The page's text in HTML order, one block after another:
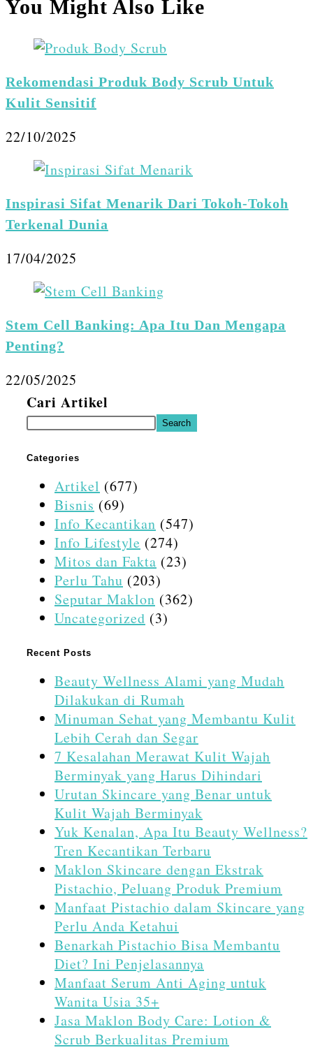
You Might Also Like
Rekomendasi Produk Body Scrub Untuk
Kulit Sensitif
22/10/2025
Inspirasi Sifat Menarik Dari Tokoh-Tokoh
Terkenal Dunia
17/04/2025
Stem Cell Banking: Apa Itu Dan Mengapa
Penting?
22/05/2025
Cari Artikel
Search
Categories
Artikel (677)
Bisnis (69)
Info Kecantikan (547)
Info Lifestyle (274)
Mitos dan Fakta (23)
Perlu Tahu (203)
Seputar Maklon (362)
Uncategorized (3)
Recent Posts
Beauty Wellness Alami yang Mudah
Dilakukan di Rumah
Minuman Sehat yang Membantu Kulit
Lebih Cerah dan Segar
7 Kesalahan Merawat Kulit Wajah
Berminyak yang Harus Dihindari
Urutan Skincare yang Benar untuk
Kulit Wajah Berminyak
Yuk Kenalan, Apa Itu Beauty Wellness?
Tren Kecantikan Terbaru
Maklon Skincare dengan Ekstrak
Pistachio, Peluang Produk Premium
Manfaat Pistachio dalam Skincare yang
Perlu Anda Ketahui
Benarkah Pistachio Bisa Membantu
Diet? Ini Penjelasannya
Manfaat Serum Anti Aging untuk
Wanita Usia 35+
Jasa Maklon Body Care: Lotion &
Scrub Berkualitas Premium